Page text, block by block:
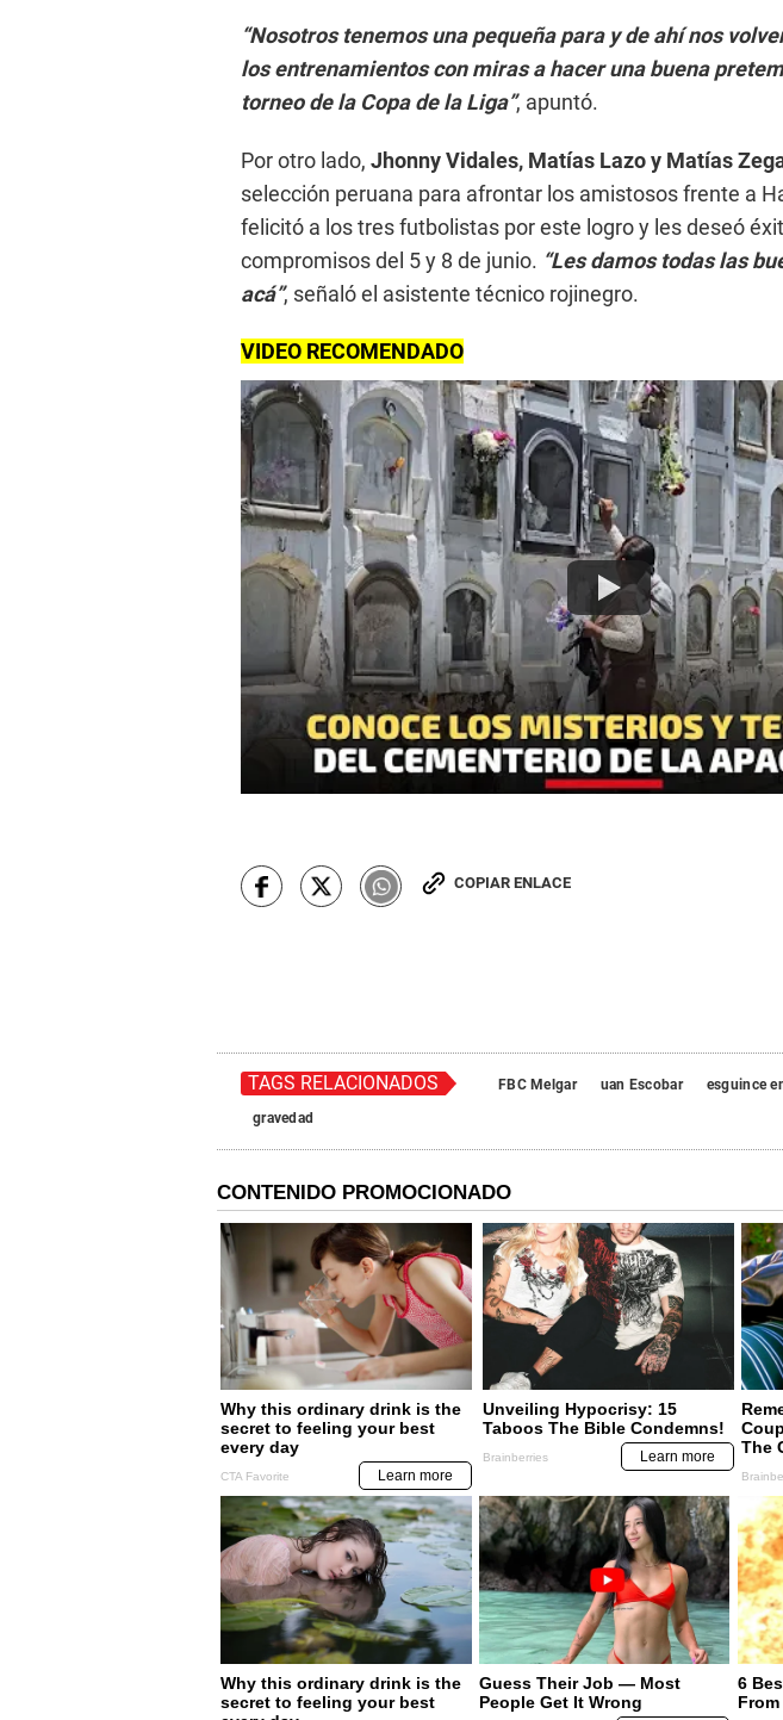
“Nosotros tenemos una pequeña para y de ahí nos
los entrenamientos con miras a hacer una buena
torneo de la Copa de la Liga”, apuntó.
Por otro lado, Jhonny Vidales, Matías Lazo y Matías
selección peruana para afrontar los amistosos frente a
felicitó a los tres futbolistas por este logro y les deseó
compromisos del 5 y 8 de junio. “Les damos todas las
acá”, señaló el asistente técnico rojinegro.
VIDEO RECOMENDADO
COPIAR ENLACE
TAGS RELACIONADOS FBC Melgar uan Escobar esguince
gravedad